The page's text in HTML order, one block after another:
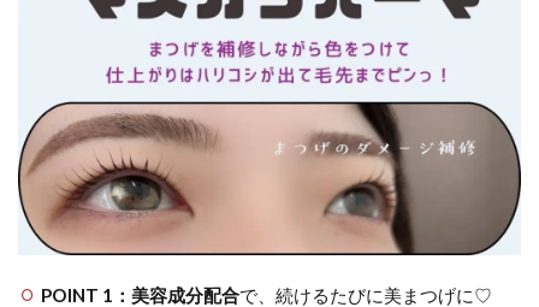
POINT 1：美容成分配合で、続けるたびに美まつげに♡